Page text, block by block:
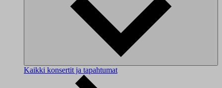
Kaikki konsertit ja tapahtumat